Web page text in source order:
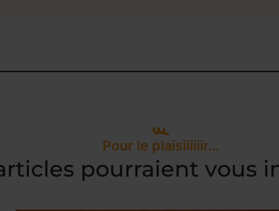
Pour le plaisiiiiiir…
pourraient vous